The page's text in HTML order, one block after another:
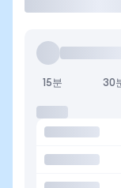
15분 30